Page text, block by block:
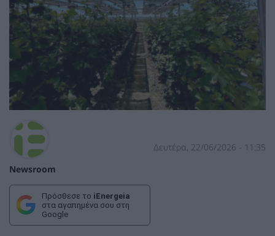
Newsroom
Δευτέρα, 22/06/2026 - 11:35
Πρόσθεσε το iEnergeia
στα αγαπημένα σου στη
Google